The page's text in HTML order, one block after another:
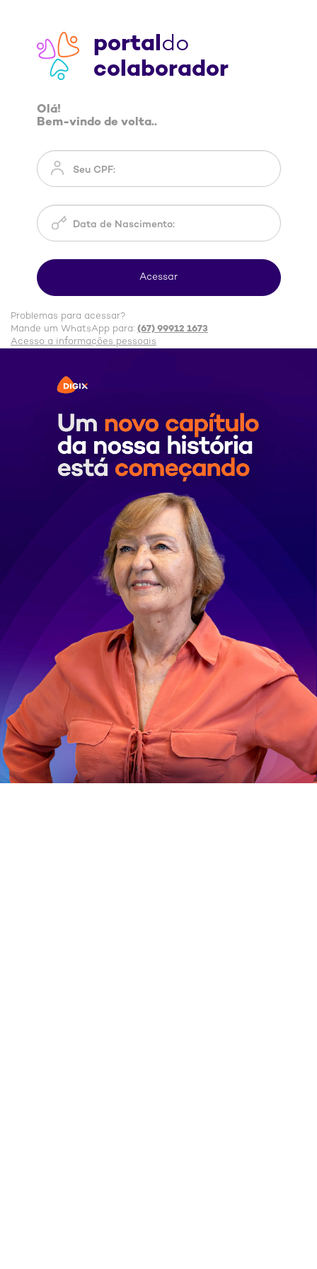
portaldo
colaborador
Olá!
Bem-vindo de volta..
Problemas para acessar?
Mande um WhatsApp para: (67) 99912 1673
Acesso a informações pessoais